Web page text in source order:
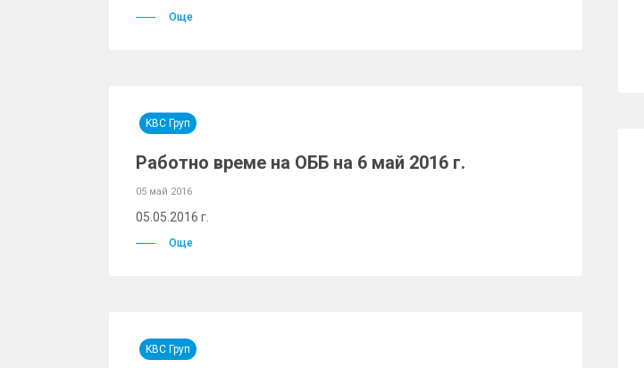
Още
KBC Груп
Работно време на ОББ на 6 май 2016 г.
05 май 2016
05.05.2016 г.
Още
KBC Груп